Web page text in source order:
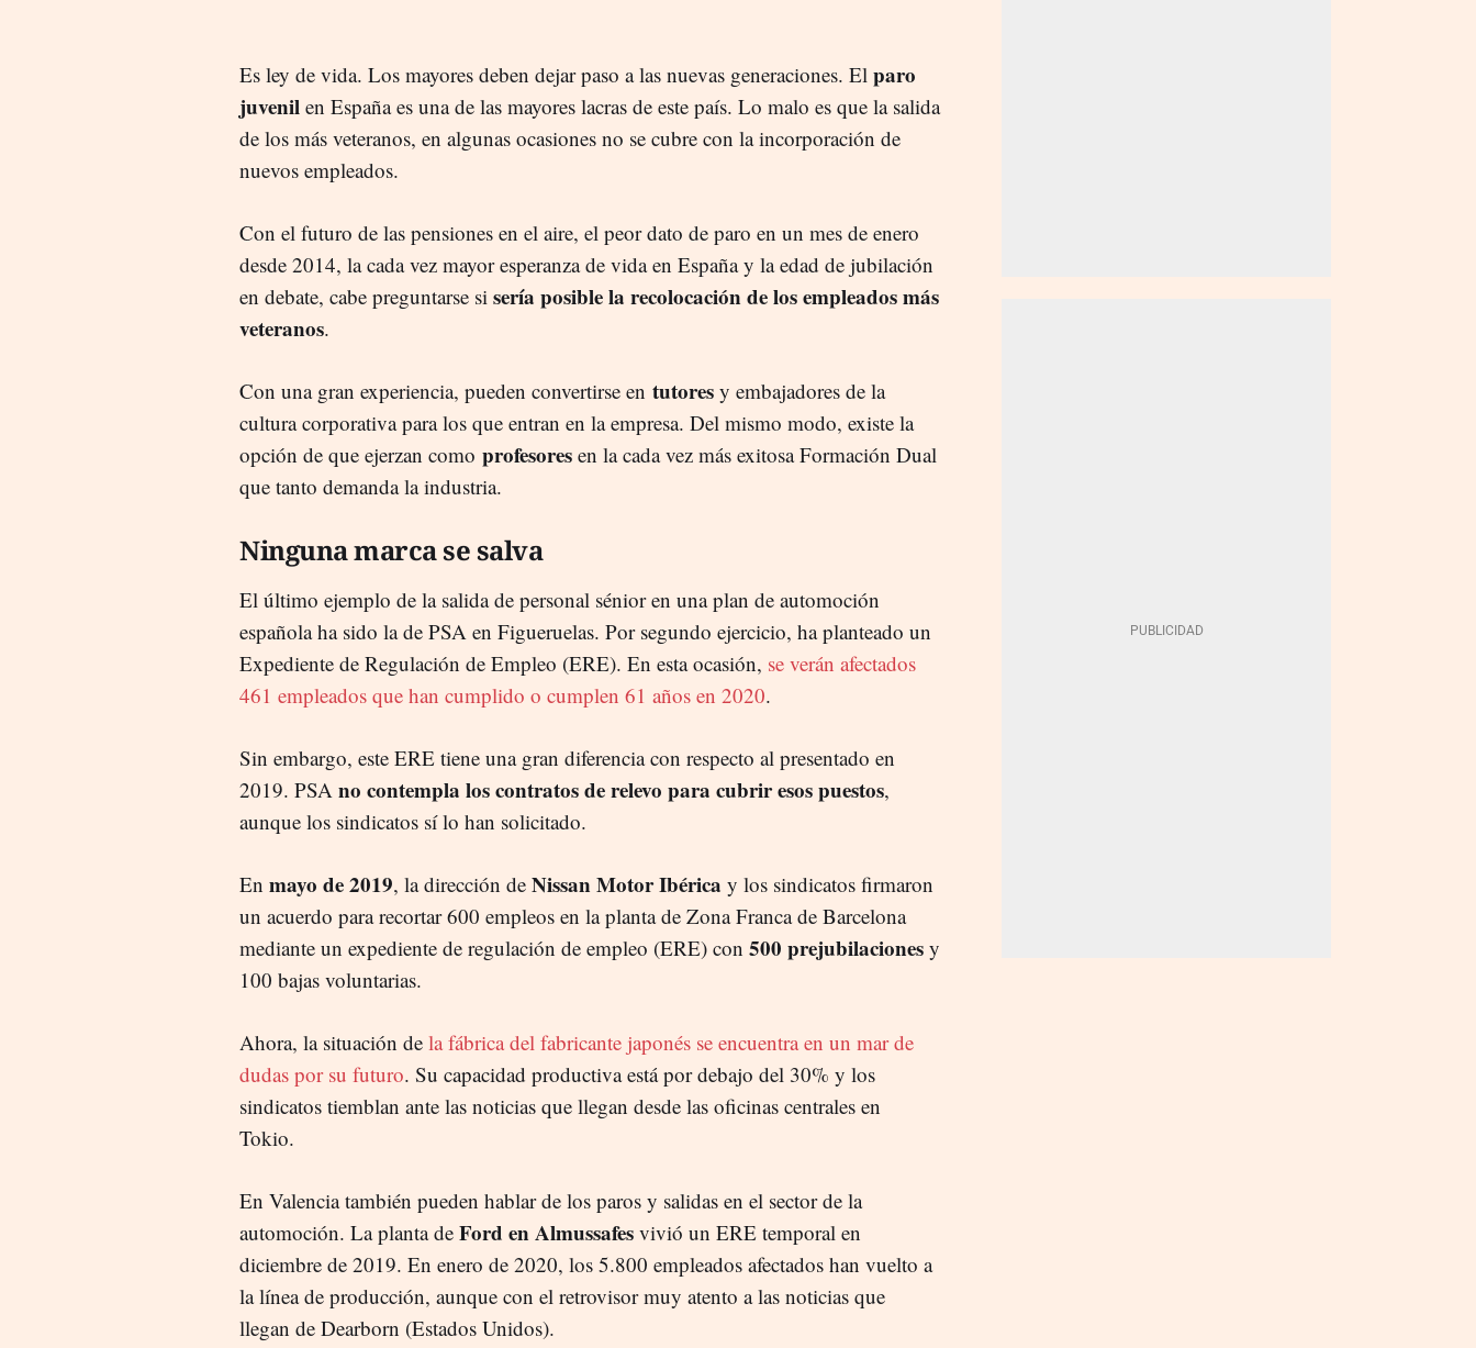
Es ley de vida. Los mayores deben dejar paso a las nuevas generaciones. El paro
juvenil en España es una de las mayores lacras de este país. Lo malo es que la salida
de los más veteranos, en algunas ocasiones no se cubre con la incorporación de
nuevos empleados.
Con el futuro de las pensiones en el aire, el peor dato de paro en un mes de enero
desde 2014, la cada vez mayor esperanza de vida en España y la edad de jubilación
en debate, cabe preguntarse si sería posible la recolocación de los empleados más
veteranos.
Con una gran experiencia, pueden convertirse en tutores y embajadores de la
cultura corporativa para los que entran en la empresa. Del mismo modo, existe la
opción de que ejerzan como profesores en la cada vez más exitosa Formación Dual
que tanto demanda la industria.
Ninguna marca se salva
El último ejemplo de la salida de personal sénior en una plan de automoción
española ha sido la de PSA en Figueruelas. Por segundo ejercicio, ha planteado un
Expediente de Regulación de Empleo (ERE). En esta ocasión, se verán afectados
461 empleados que han cumplido o cumplen 61 años en 2020.
Sin embargo, este ERE tiene una gran diferencia con respecto al presentado en
2019. PSA no contempla los contratos de relevo para cubrir esos puestos,
aunque los sindicatos sí lo han solicitado.
En mayo de 2019, la dirección de NissanMotor Ibérica y los sindicatos firmaron
un acuerdo para recortar 600 empleos en la planta de Zona Franca de Barcelona
mediante un expediente de regulación de empleo (ERE) con 500 prejubilaciones y
100 bajas voluntarias.
Ahora, la situación de la fábrica del fabricante japonés se encuentra en un mar de
dudas por su futuro. Su capacidad productiva está por debajo del 30% y los
sindicatos tiemblan ante las noticias que llegan desde las oficinas centrales en
Tokio.
En Valencia también pueden hablar de los paros y salidas en el sector de la
automoción. La planta de Ford en Almussafes vivió un ERE temporal en
diciembre de 2019. En enero de 2020, los 5.800 empleados afectados han vuelto a
la línea de producción, aunque con el retrovisor muy atento a las noticias que
llegan de Dearborn (Estados Unidos).